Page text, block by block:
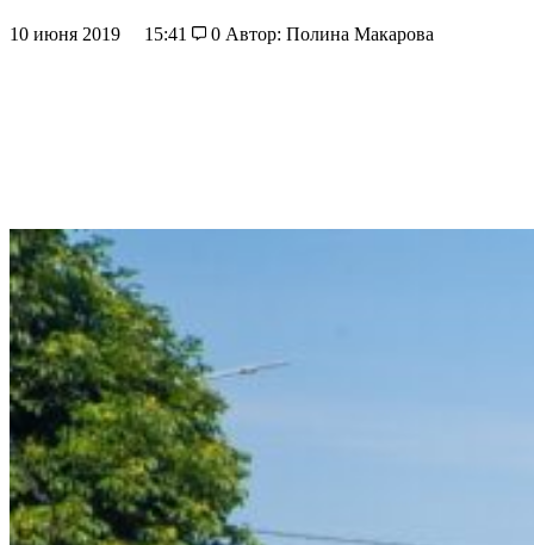
10 июня 2019 15:41 0 Автор: Полина Макарова